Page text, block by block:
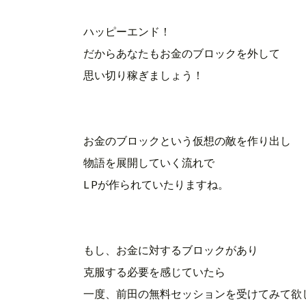
ハッピーエンド！
だからあなたもお金のブロックを外して
思い切り稼ぎましょう！
お金のブロックという仮想の敵を作り出し
物語を展開していく流れで
L Pが作られていたりますね。
もし、お金に対するブロックがあり
克服する必要を感じていたら
一度、前田の無料セッションを受けてみて欲